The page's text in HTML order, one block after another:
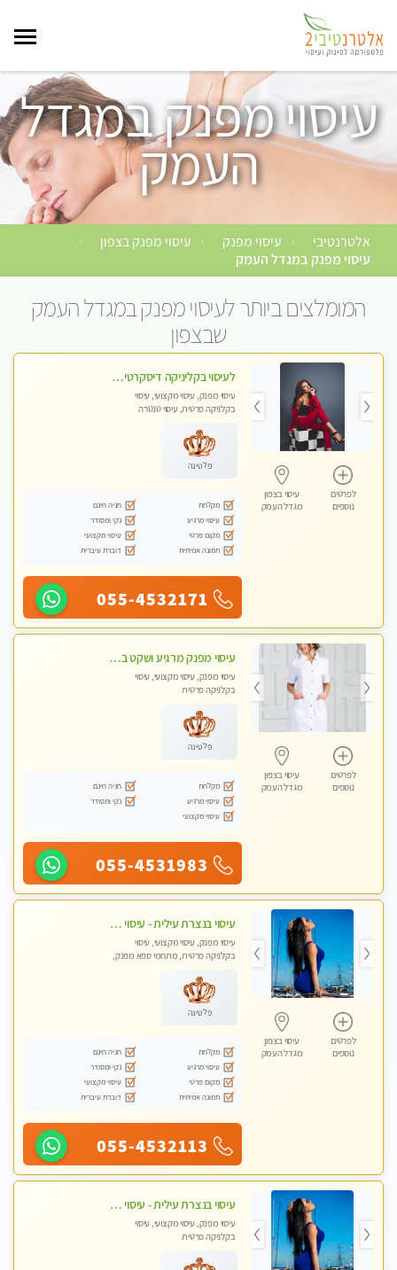
עיסוי מפנק במגדל
העמק
אלטרנטיבי › עיסוי מפנק › עיסוי מפנק בצפון ›
עיסוי מפנק במגדל העמק
המומלצים ביותר לעיסוי מפנק במגדל העמק
שבצפון
לפרטים
נוספים
עיסוי בצפון
מגדל העמק
לעיסוי בקליניקה דיסקרטית -בחיפה
עיסוי מפנק, עיסוי מקצועי, עיסוי
בקלניקה פרטית, עיסוי טנטרה
פלטינה
מקלחת
חניה חינם
עיסוי מרגיע
נקי ומסודר
מקום פרטי
עיסוי מקצועי
תמונה אמיתית
דוברת עיברית
055-4532171
לפרטים
נוספים
עיסוי בצפון
מגדל העמק
עיסוי מפנק מרגיע ושקט במקום מדהים עיסוי מושקע מאוד
עיסוי מפנק, עיסוי מקצועי, עיסוי
בקלניקה פרטית
פלטינה
מקלחת
חניה חינם
עיסוי מרגיע
נקי ומסודר
עיסוי מקצועי
055-4531983
לפרטים
נוספים
עיסוי בצפון
מגדל העמק
עיסוי בנצרת עילית - עיסוי מפנק ומקצועי ומרגיע ושקט במקום מדהים עיסוי מושקע מאוד
עיסוי מפנק, עיסוי מקצועי, עיסוי
בקלניקה פרטית, מתחמי ספא מפנק,
פלטינה
מקלחת
חניה חינם
עיסוי מרגיע
נקי ומסודר
מקום פרטי
עיסוי מקצועי
תמונה אמיתית
דוברת עיברית
055-4532113
עיסוי בנצרת עילית - עיסוי מפנק מרגיע ושקט במקום מדהים עיסוי מושקע מאוד
עיסוי מפנק, עיסוי מקצועי, עיסוי
בקלניקה פרטית